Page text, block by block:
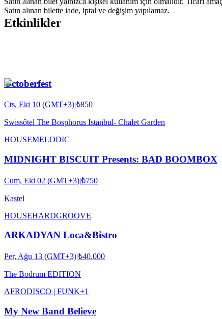
Satın alınan bilette iade, iptal ve değişim yapılamaz.
Etkinlikler
Octoberfest
Cts, Eki 10 (GMT+3)|₺850
Swissôtel The Bosphorus Istanbul- Chalet Garden
HOUSEMELODIC
MIDNIGHT BISCUIT Presents: BAD BOOMBOX
Cum, Eki 02 (GMT+3)|₺750
Kastel
HOUSEHARDGROOVE
ARKADYAN Loca&Bistro
Per, Ağu 13 (GMT+3)|₺40.000
The Bodrum EDITION
AFRODISCO | FUNK+1
My New Band Believe